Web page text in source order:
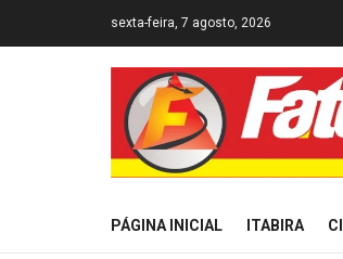
sexta-feira, 7 agosto, 2026
PÁGINA INICIAL ITABIRA